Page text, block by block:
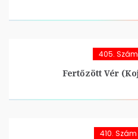
405. Szám
Fertőzött Vér
410. Szám